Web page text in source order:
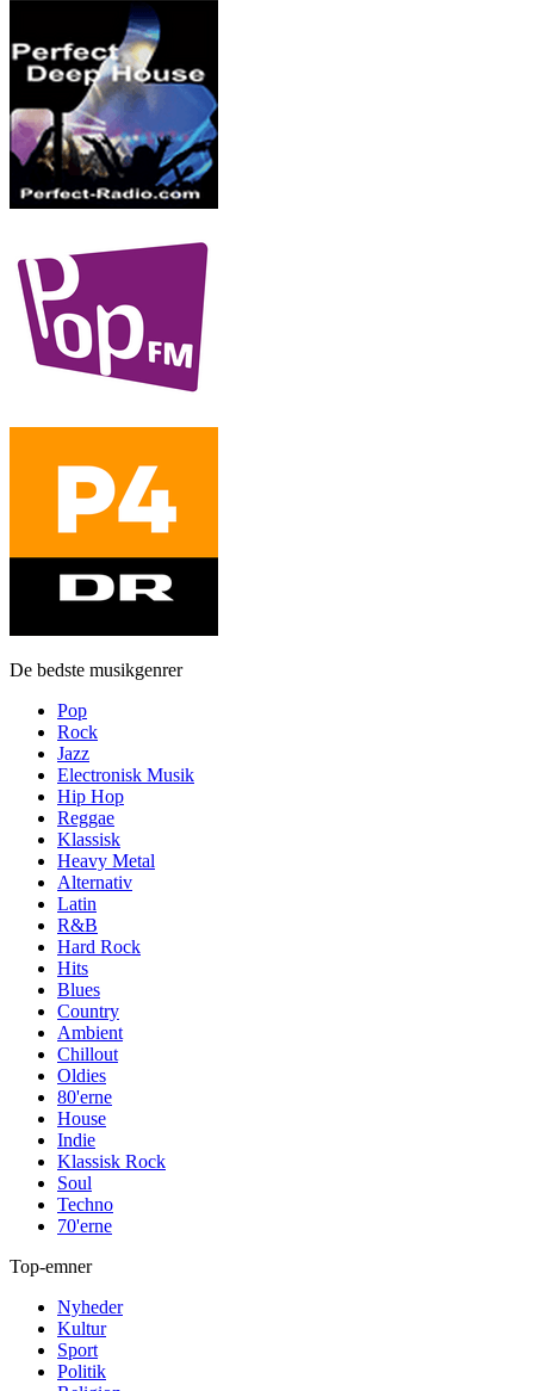
De bedste musikgenrer
Pop
Rock
Jazz
Electronisk Musik
Hip Hop
Reggae
Klassisk
Heavy Metal
Alternativ
Latin
R&B
Hard Rock
Hits
Blues
Country
Ambient
Chillout
Oldies
80'erne
House
Indie
Klassisk Rock
Soul
Techno
70'erne
Top-emner
Nyheder
Kultur
Sport
Politik